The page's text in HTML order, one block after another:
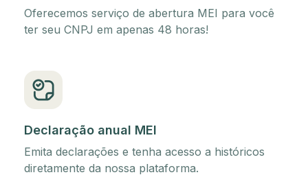
Oferecemos serviço de abertura MEI para você
ter seu CNPJ em apenas 48 horas!
Declaração anual MEI
Emita declarações e tenha acesso a históricos
diretamente da nossa plataforma.